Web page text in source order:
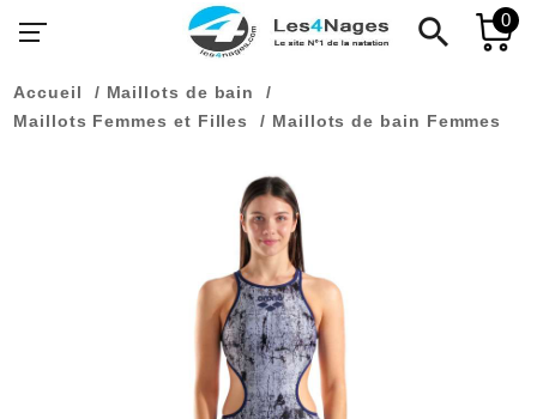
search 0
Accueil
Maillots de bain
Maillots Femmes et Filles
Maillots de bain Femmes